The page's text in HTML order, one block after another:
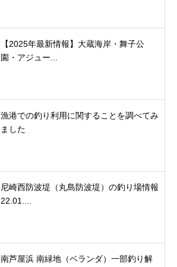
【2025年最新情報】大蔵海岸・舞子公
園・アジュー...
漁港での釣り利用に関することを調べてみ
ました
尼崎西防波堤（丸島防波堤）の釣り場情報
22.01....
南芦屋浜 南緑地（ベランダ）一部釣り解